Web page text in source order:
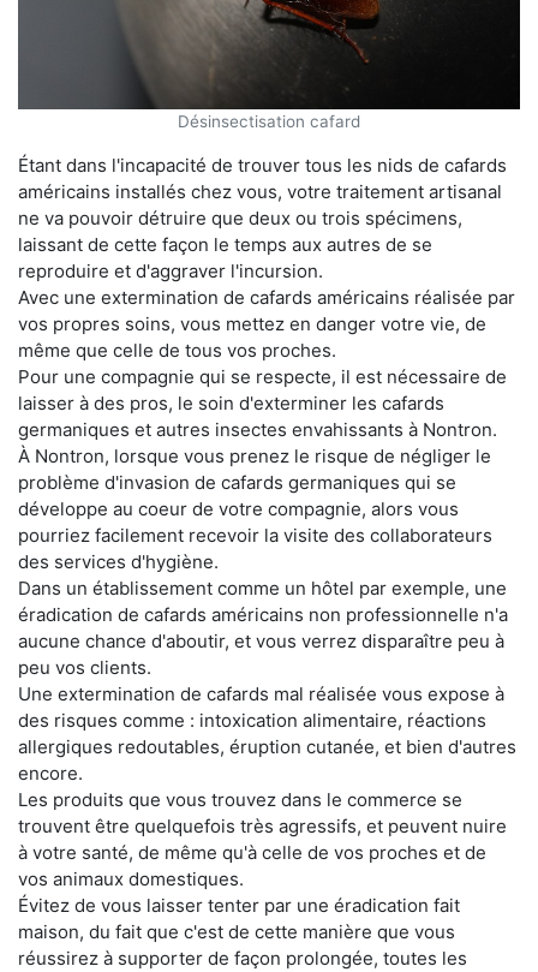
Désinsectisation cafard
Étant dans l'incapacité de trouver tous les nids de cafards
américains installés chez vous, votre traitement artisanal
ne va pouvoir détruire que deux ou trois spécimens,
laissant de cette façon le temps aux autres de se
reproduire et d'aggraver l'incursion.
Avec une extermination de cafards américains réalisée par
vos propres soins, vous mettez en danger votre vie, de
même que celle de tous vos proches.
Pour une compagnie qui se respecte, il est nécessaire de
laisser à des pros, le soin d'exterminer les cafards
germaniques et autres insectes envahissants à Nontron.
À Nontron, lorsque vous prenez le risque de négliger le
problème d'invasion de cafards germaniques qui se
développe au coeur de votre compagnie, alors vous
pourriez facilement recevoir la visite des collaborateurs
des services d'hygiène.
Dans un établissement comme un hôtel par exemple, une
éradication de cafards américains non professionnelle n'a
aucune chance d'aboutir, et vous verrez disparaître peu à
peu vos clients.
Une extermination de cafards mal réalisée vous expose à
des risques comme : intoxication alimentaire, réactions
allergiques redoutables, éruption cutanée, et bien d'autres
encore.
Les produits que vous trouvez dans le commerce se
trouvent être quelquefois très agressifs, et peuvent nuire
à votre santé, de même qu'à celle de vos proches et de
vos animaux domestiques.
Évitez de vous laisser tenter par une éradication fait
maison, du fait que c'est de cette manière que vous
réussirez à supporter de façon prolongée, toutes les